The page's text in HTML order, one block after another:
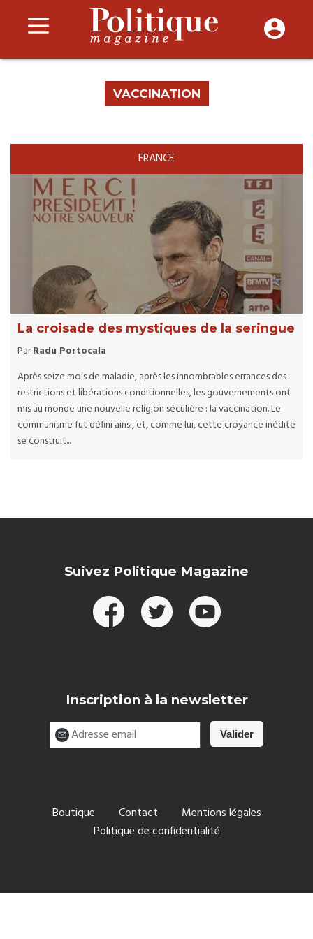
VACCINATION
FRANCE
La croisade des mystiques de la seringue
ParRadu Portocala
Après seize mois de maladie, après les innombrables errances des
restrictions et libérations conditionnelles, les gouvernements ont
mis au monde une nouvelle religion séculière : la vaccination. Le
communisme fut défini ainsi, et, comme lui, cette croyance inédite
se construit...
Suivez Politique Magazine
Inscription à la newsletter
Boutique Contact
Mentions légales
Politique de confidentialité